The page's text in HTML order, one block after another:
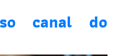
canal do